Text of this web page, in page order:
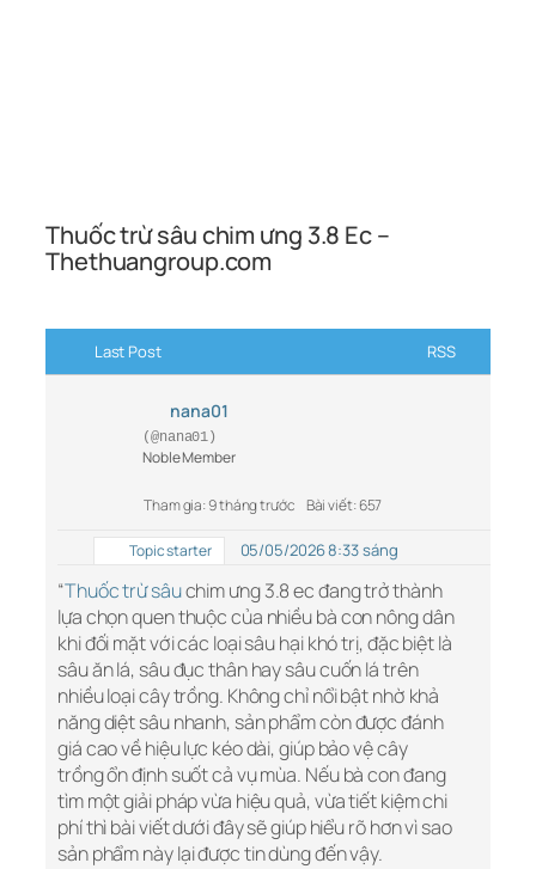
Thuốc trừ sâu chim ưng 3.8 Ec –
Thethuangroup.com
Last Post RSS
nana01
(@nana01)
Noble Member
Tham gia: 9 tháng trước Bài viết: 657
Topic starter 05/05/2026 8:33 sáng
“Thuốc trừ sâuchim ưng 3.8 ec đang trở thành
lựa chọn quen thuộc của nhiều bà con nông dân
khi đối mặt với các loại sâu hại khó trị, đặc biệt là
sâu ăn lá, sâu đục thân hay sâu cuốn lá trên
nhiều loại cây trồng. Không chỉ nổi bật nhờ khả
năng diệt sâu nhanh, sản phẩm còn được đánh
giá cao về hiệu lực kéo dài, giúp bảo vệ cây
trồng ổn định suốt cả vụ mùa. Nếu bà con đang
tìm một giải pháp vừa hiệu quả, vừa tiết kiệm chi
phí thì bài viết dưới đây sẽ giúp hiểu rõ hơn vì sao
sản phẩm này lại được tin dùng đến vậy.